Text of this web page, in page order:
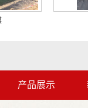
产品展示